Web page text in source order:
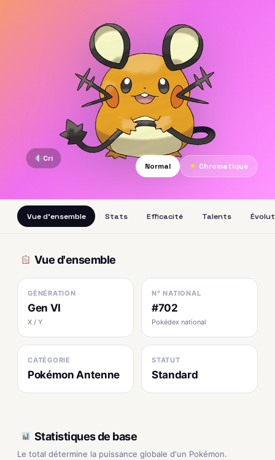
Cri
Normal
★ Chromatique
Vue d'ensemble Stats Efficacité Talents
Vue d'ensemble
GÉNÉRATION
Gen VI
X / Y
N° NATIONAL
#702
Pokédex national
CATÉGORIE
Pokémon Antenne
STATUT
Standard
Statistiques de base
Le total détermine la puissance globale d'un Pokémon.